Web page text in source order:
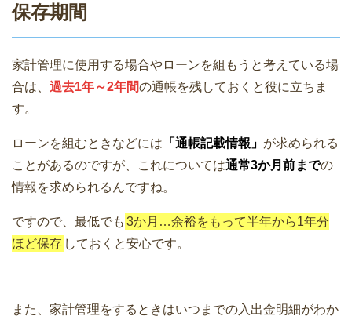
保存期間
家計管理に使用する場合やローンを組もうと考えている場
合は、 過去1年～2年間の通帳を残しておくと役に立ちま
す。
ローンを組むときなどには 「通帳記載情報」 が求められる
ことがあるのですが、これについては通常3か月前までの
情報を求められるんですね。
ですので、最低でも 3か月…余裕をもって半年から1年分
ほど保存 しておくと安心です。
また、家計管理をするときはいつまでの入出金明細がわか